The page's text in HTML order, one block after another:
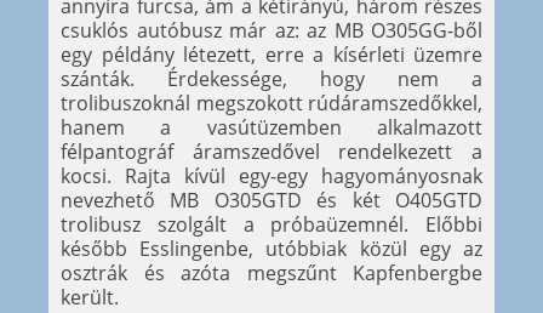
annyira furcsa, ám a kétirányú, három részes
csuklós autóbusz már az: az MB O305GG-ből
egy példány létezett, erre a kísérleti üzemre
szánták. Érdekessége, hogy nem a
trolibuszoknál megszokott rúdáramszedőkkel,
hanem a vasútüzemben alkalmazott
félpantográf áramszedővel rendelkezett a
kocsi. Rajta kívül egy-egy hagyományosnak
nevezhető MB O305GTD és két O405GTD
trolibusz szolgált a próbaüzemnél. Előbbi
később Esslingenbe, utóbbiak közül egy az
osztrák és azóta megszűnt Kapfenbergbe
került.